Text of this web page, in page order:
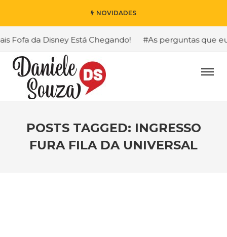
NOVIDADES
da Disney Está Chegando! #As perguntas que eu
POSTS TAGGED: INGRESSO
FURA FILA DA UNIVERSAL